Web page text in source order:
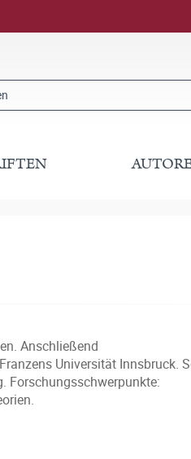
Anschließend
Universität Innsbruck.
Forschungsschwerpunkte: